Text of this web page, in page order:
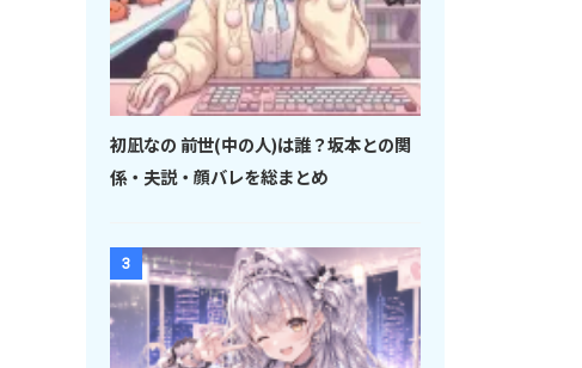
初凪なの 前世(中の人)は誰？坂本との関
係・夫説・顔バレを総まとめ
3